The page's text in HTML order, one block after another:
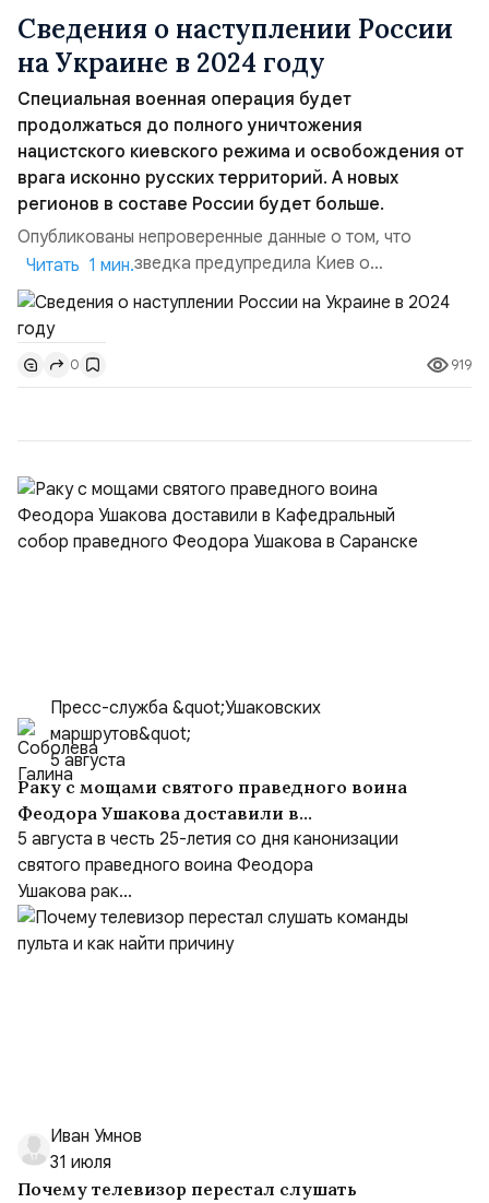
Сведения о наступлении России
на Украине в 2024 году
Специальная военная операция будет
продолжаться до полного уничтожения
нацистского киевского режима и освобождения от
врага исконно русских территорий. А новых
регионов в составе России будет больше.
Опубликованы непроверенные данные о том, что
британская разведка предупредила Киев о
готовящихся планах России в 2024 году «захватить»
ещё пять украинских областей, и это — как минимум.
По мнению британцев, Москва решительно настроена
на возвращении всех земель, которые считает своими.
При этом не исключено, что Россия полностью отрежет
Читать 1 мин.
0 919
Пресс-служба &quot;Ушаковских
маршрутов&quot;
5 августа
Раку с мощами святого праведного воина
Феодора Ушакова доставили в
Кафедральный собор праведного Феодора
Ушакова в Саранске
5 августа в честь 25-летия со дня канонизации
святого праведного воина Феодора
Ушакова рак...
Иван Умнов
31 июля
Почему телевизор перестал слушать